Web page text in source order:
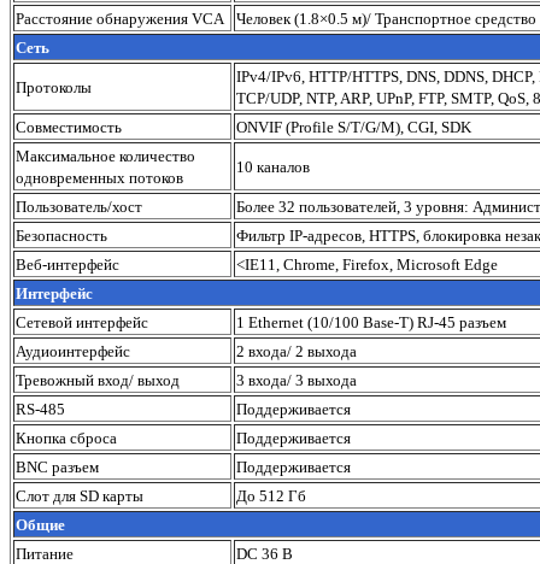
Расстояние обнаружения VCA
Человек (1.8×0.5 м)/ Транспортное
Сеть
Протоколы
IPv4/IPv6, HTTP/HTTPS, DNS, DDNS, DHCP,
TCP/UDP, NTP, ARP, UPnP, FTP, SMTP,
Совместимость
ONVIF (Profile S/T/G/M), CGI, SDK
Максимальное количество
одновременных потоков
10 каналов
Пользователь/хост
Более 32 пользователей, 3 уровня:
Безопасность
Фильтр IP-адресов, HTTPS, блокировка
Веб-интерфейс
<IE11, Chrome, Firefox, Microsoft Edge
Интерфейс
Сетевой интерфейс
1 Ethernet (10/100 Base-T) RJ-45 разъем
Аудиоинтерфейс
2 входа/ 2 выхода
Тревожный вход/ выход
3 входа/ 3 выхода
RS-485
Поддерживается
Кнопка сброса
Поддерживается
BNC разъем
Поддерживается
Слот для SD карты
До 512 Гб
Общие
Питание
DC 36 В